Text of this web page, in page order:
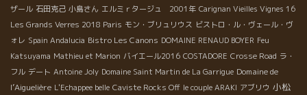
ザール 石田克己 小島さん エルミｒタージュ 2001年 Carignan Vieilles Vignes 16
Les Grands Verres 2018 Paris モン・ブリュリウス ビストロ・ル・ヴェール・ヴ
ォレ Spain Andalucia Bistro Les Canons DOMAINE RENAUD BOYER Feu
Katsuyama Mathieu et Marion バイエール2016 COSTADORE Crosse Road ラ・
フル デート Antoine Joly Domaine Saint Martin de La Garrigue Domaine de
l’Aiguelière L'Echappee belle Caviste Rocks Off le couple ARAKI アブリウ 小松